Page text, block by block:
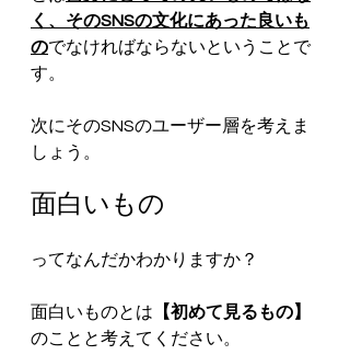
く、そのSNSの文化にあった良いも
のでなければならないということで
す。
次にそのSNSのユーザー層を考えま
しょう。
面白いもの
ってなんだかわかりますか？
面白いものとは 【初めて見るもの】
のことと考えてください。